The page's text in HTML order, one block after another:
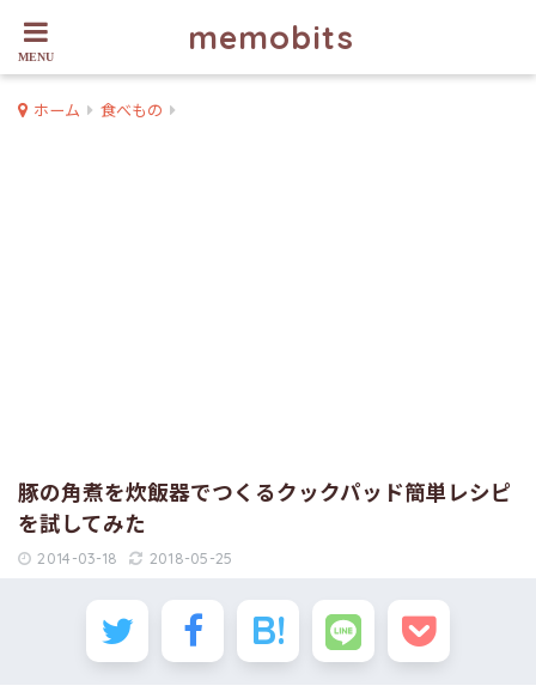
memobits
ホーム 食べもの
豚の角煮を炊飯器でつくるクックパッド簡単レシピ
を試してみた
2014-03-18 2018-05-25